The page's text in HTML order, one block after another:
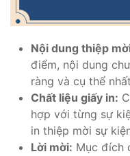
Nội dung thiệp
điểm, nội dung
ràng và cụ thể
Chất liệu giấy in:
hợp với từng sự
in thiệp mời sự
Lời mời: Mục đích